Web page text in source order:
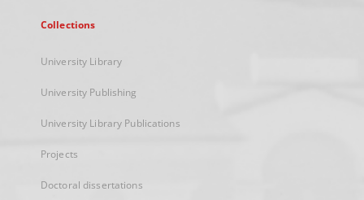
Collections
University Library
University Publishing
University Library Publications
Projects
Doctoral dissertations